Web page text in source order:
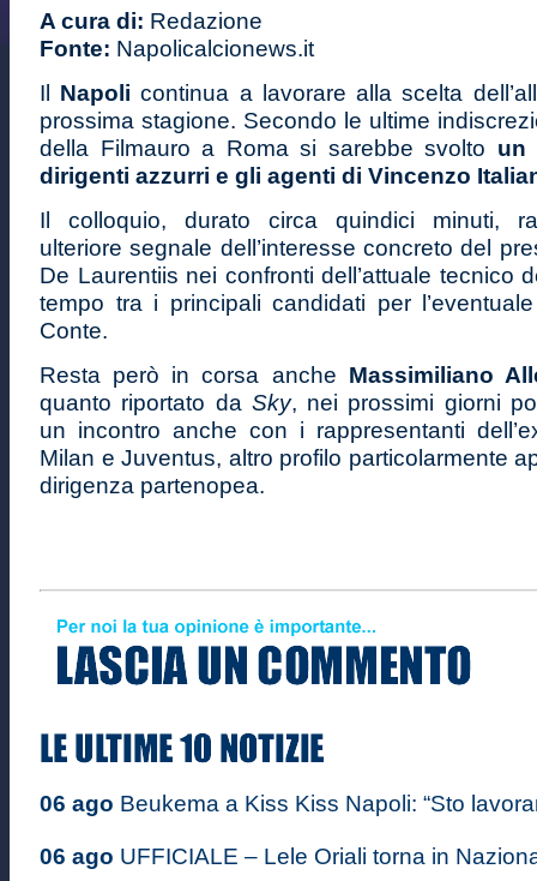
A cura di: Redazione
Fonte: Napolicalcionews.it
Il Napolicontinua a lavorare alla scelta
prossima stagione. Secondo le ultime
della Filmauro a Roma si sarebbe svolto un
dirigenti azzurri e gli agenti di Vincenzo
Il colloquio, durato circa quindici minuti,
ulteriore segnale dell’interesse concreto del
De Laurentiis nei confronti dell’attuale tecnico
tempo tra i principali candidati per
Conte.
Resta però in corsa anche Massimiliano
quanto riportato da Sky, nei prossimi giorni
un incontro anche con i rappresentanti
Milan e Juventus, altro profilo particolarmente
dirigenza partenopea.
06 ago Beukema a Kiss Kiss Napoli: “Sto
06 ago UFFICIALE – Lele Oriali torna in